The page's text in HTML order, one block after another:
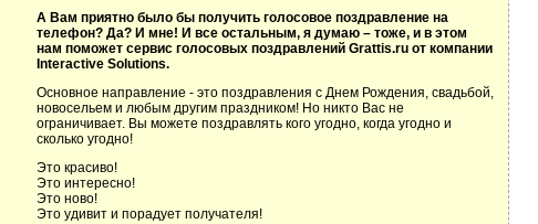
А Вам приятно было бы получить голосовое поздравление на
телефон? Да? И мне! И все остальным, я думаю – тоже, и в этом
нам поможет сервис голосовых поздравлений Grattis.ru от компании
Interactive Solutions.
Основное направление - это поздравления с Днем Рождения, свадьбой,
новосельем и любым другим праздником! Но никто Вас не
ограничивает. Вы можете поздравлять кого угодно, когда угодно и
сколько угодно!
Это красиво!
Это интересно!
Это ново!
Это удивит и порадует получателя!